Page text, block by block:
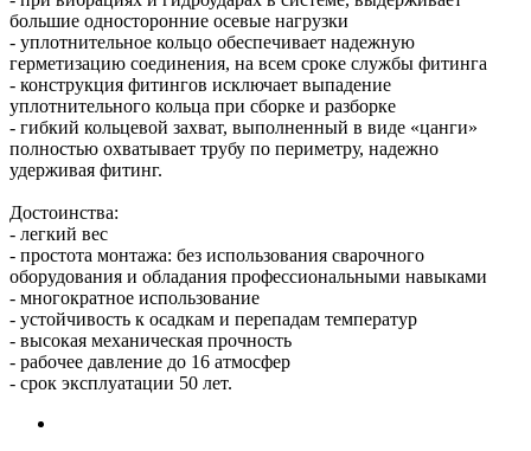
большие односторонние осевые нагрузки
- уплотнительное кольцо обеспечивает надежную
герметизацию соединения, на всем сроке службы фитинга
- конструкция фитингов исключает выпадение
уплотнительного кольца при сборке и разборке
- гибкий кольцевой захват, выполненный в виде «цанги»
полностью охватывает трубу по периметру, надежно
удерживая фитинг.
Достоинства:
- легкий вес
- простота монтажа: без использования сварочного
оборудования и обладания профессиональными навыками
- многократное использование
- устойчивость к осадкам и перепадам температур
- высокая механическая прочность
- рабочее давление до 16 атмосфер
- срок эксплуатации 50 лет.